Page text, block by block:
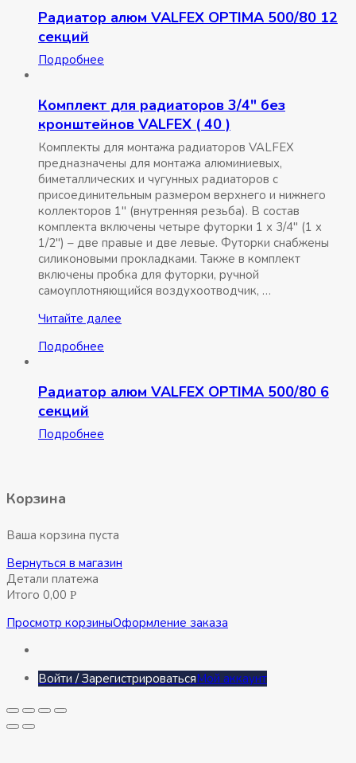
Радиатор алюм VALFEX OPTIMA 500/80 12
секций
Подробнее
Комплект для радиаторов 3/4″ без
кронштейнов VALFEX ( 40 )
Комплекты для монтажа радиаторов VALFEX
предназначены для монтажа алюминиевых,
биметаллических и чугунных радиаторов с
присоединительным размером верхнего и нижнего
коллекторов 1″ (внутренняя резьба). В состав
комплекта включены четыре футорки 1 x 3/4″ (1 x
1/2″) – две правые и две левые. Футорки снабжены
силиконовыми прокладками. Также в комплект
включены пробка для футорки, ручной
самоуплотняющийся воздухоотводчик, …
Комплект
радиаторов
кронштейнов
VALFEX
(
Читайте далее
Подробнее
Радиатор алюм VALFEX OPTIMA 500/80 6
секций
Подробнее
Корзина
Ваша корзина пуста
Вернуться в магазин
Детали платежа
Итого 0,00 Р
Просмотр корзиныОформление заказа
Войти / ЗарегистрироватьсяМой аккаунт